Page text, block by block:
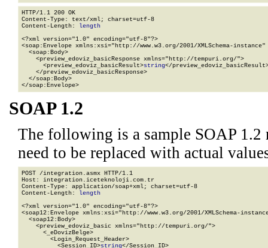
HTTP/1.1 200 OK
Content-Type: text/xml; charset=utf-8
Content-Length: length
<?xml version="1.0" encoding="utf-8"?>
<soap:Envelope xmlns:xsi="http://www.w3.org/2001/XMLSchema-
  <soap:Body>
    <preview_edoviz_basicResponse xmlns="http://tempuri.org/">
      <preview_edoviz_basicResult>
string</
    </preview_edoviz_basicResponse>
  </soap:Body>
</soap:Envelope>
SOAP 1.2
The following is a sample SOAP 1.2
need to be replaced with actual
POST /integration.asmx HTTP/1.1
Host: integration.iceteknoloji.com.tr
Content-Type: application/soap+xml; charset=utf-8
Content-Length: length
<?xml version="1.0" encoding="utf-8"?>
<soap12:Envelope xmlns:xsi="http://www.w3.org/2001/XMLSchema-
  <soap12:Body>
    <preview_edoviz_basic xmlns="http://tempuri.org/">
      <_eDovizBelge>
        <Login_Request_Header>
          <Session_ID>
string</Session_ID>